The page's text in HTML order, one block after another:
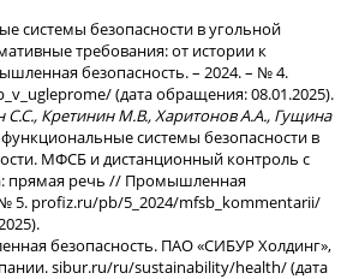
системы безопасности в угольной
требования: от истории к
безопасность. – 2024. – № 4.
(дата обращения: 08.01.2025).
С.С., Кретинин М.В., Харитонов А.А., Гущина
системы безопасности в
МФСБ и дистанционный контроль с
прямая речь // Промышленная
№ 5. profiz.ru/pb/5_2024/mfsb_kommentarii/
безопасность. ПАО «СИБУР Холдинг»,
sibur.ru/ru/sustainability/health/ (дата